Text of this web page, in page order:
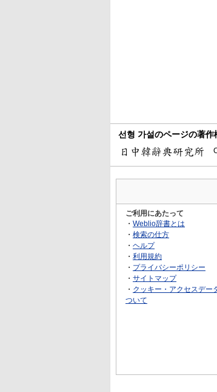
선형 가설のページの著作
ご利用にあたって
・ Weblio辞書とは
・ 検索の仕方
・ ヘルプ
・ 利用規約
・ プライバシーポリシー
・ サイトマップ
・ クッキー・アクセスデー
ついて